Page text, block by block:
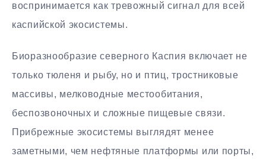
воспринимается как тревожный сигнал для всей
каспийской экосистемы.
Биоразнообразие северного Каспия включает не
только тюленя и рыбу, но и птиц, тростниковые
массивы, мелководные местообитания,
беспозвоночных и сложные пищевые связи.
Прибрежные экосистемы выглядят менее
заметными, чем нефтяные платформы или порты,